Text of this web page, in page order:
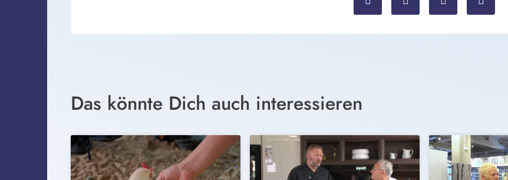
Das könnte Dich auch interessieren